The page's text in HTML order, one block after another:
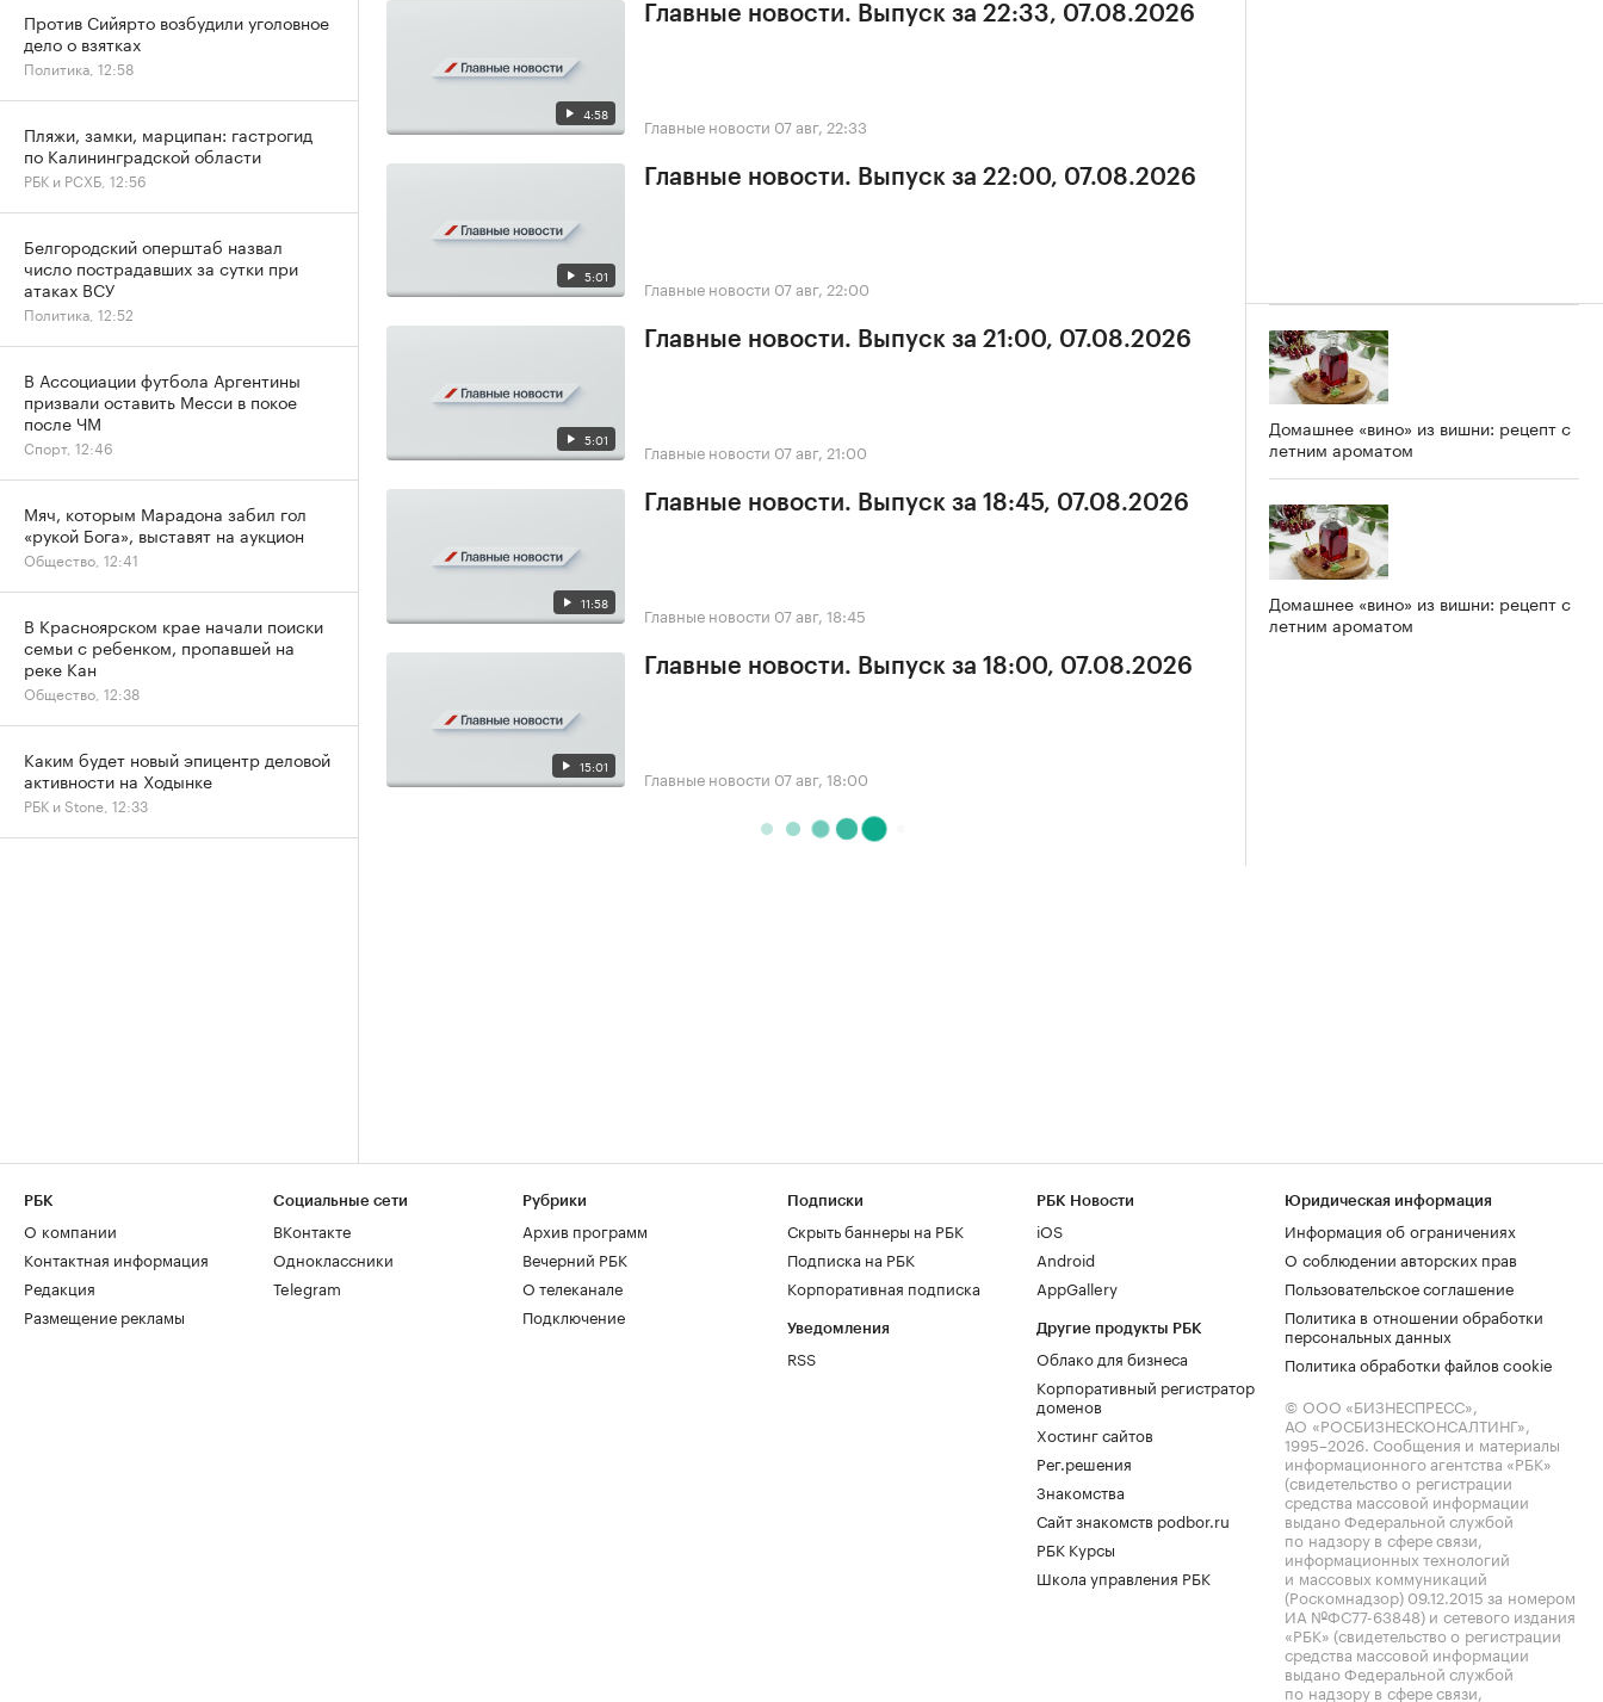
4:58
Главные новости. Выпуск за 22:33, 07.08.2026
Главные новости 07 авг, 22:33
5:01
Главные новости. Выпуск за 22:00, 07.08.2026
Главные новости 07 авг, 22:00
5:01
Главные новости. Выпуск за 21:00, 07.08.2026
Главные новости 07 авг, 21:00
11:58
Главные новости. Выпуск за 18:45, 07.08.2026
Главные новости 07 авг, 18:45
15:01
Главные новости. Выпуск за 18:00, 07.08.2026
Главные новости 07 авг, 18:00
Домашнее «вино» из вишни: рецепт с
летним ароматом
Домашнее «вино» из вишни: рецепт с
летним ароматом
Против Сийярто возбудили уголовное
дело о взятках
Политика, 12:58
Пляжи, замки, марципан: гастрогид
по Калининградской области
РБК и РСХБ, 12:56
Белгородский оперштаб назвал
число пострадавших за сутки при
атаках ВСУ
Политика, 12:52
В Ассоциации футбола Аргентины
призвали оставить Месси в покое
после ЧМ
Спорт, 12:46
Мяч, которым Марадона забил гол
«рукой Бога», выставят на аукцион
Общество, 12:41
В Красноярском крае начали поиски
семьи с ребенком, пропавшей на
реке Кан
Общество, 12:38
Каким будет новый эпицентр деловой
активности на Ходынке
РБК и Stone, 12:33
РБК
О компании
Контактная информация
Редакция
Размещение рекламы
Социальные сети
ВКонтакте
Одноклассники
Telegram
Рубрики
Архив программ
Вечерний РБК
О телеканале
Подключение
Подписки
Скрыть баннеры на РБК
Подписка на РБК
Корпоративная подписка
Уведомления
RSS
РБК Новости
iOS
Android
AppGallery
Другие продукты РБК
Облако для бизнеса
Корпоративный регистратор
доменов
Хостинг сайтов
Рег.решения
Знакомства
Сайт знакомств podbor.ru
РБК Курсы
Школа управления РБК
Юридическая информация
Информация об ограничениях
О соблюдении авторских прав
Пользовательское соглашение
Политика в отношении обработки
персональных данных
Политика обработки файлов cookie
© ООО «БИЗНЕСПРЕСС»,
АО «РОСБИЗНЕСКОНСАЛТИНГ»,
1995–2026. Сообщения и материалы
информационного агентства «РБК»
(свидетельство о регистрации
средства массовой информации
выдано Федеральной службой
по надзору в сфере связи,
информационных технологий
и массовых коммуникаций
(Роскомнадзор) 09.12.2015 за номером
ИА №ФС77-63848) и сетевого издания
«РБК» (свидетельство о регистрации
средства массовой информации
выдано Федеральной службой
по надзору в сфере связи,